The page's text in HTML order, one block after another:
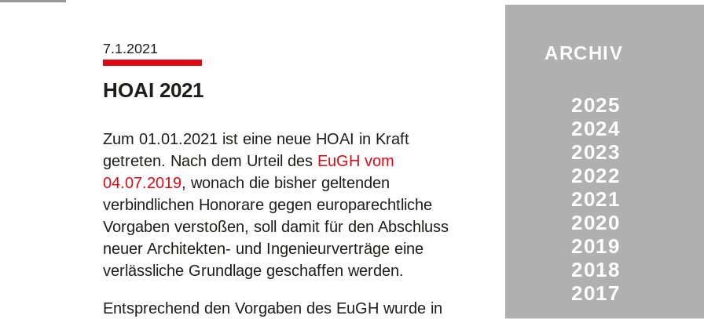
7.1.2021
HOAI 2021
Zum 01.01.2021 ist eine neue HOAI in Kraft
getreten. Nach dem Urteil des EuGH vom
04.07.2019, wonach die bisher geltenden
verbindlichen Honorare gegen europarechtliche
Vorgaben verstoßen, soll damit für den Abschluss
neuer Architekten- und Ingenieurverträge eine
verlässliche Grundlage geschaffen werden.
Entsprechend den Vorgaben des EuGH wurde in
ARCHIV
2025
2024
2023
2022
2021
2020
2019
2018
2017